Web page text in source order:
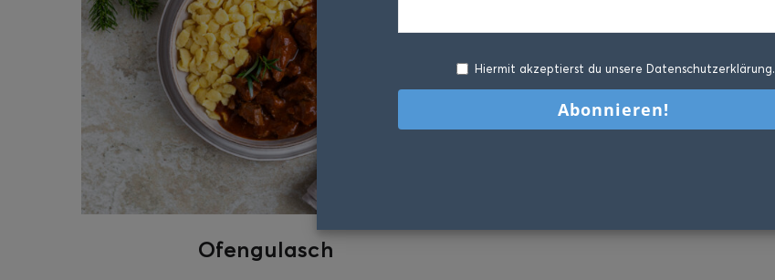
Ofengulasch
Hiermit akzeptierst du unsere Datenschutzerklärung.